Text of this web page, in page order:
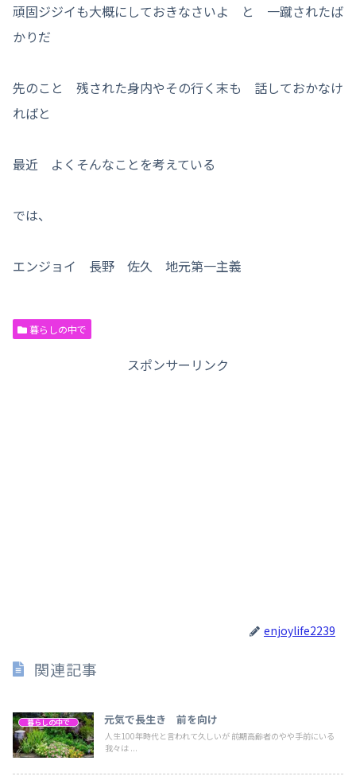
頑固ジジイも大概にしておきなさいよ と 一蹴されたば
かりだ
先のこと 残された身内やその行く末も 話しておかなけ
ればと
最近 よくそんなことを考えている
では、
エンジョイ 長野 佐久 地元第一主義
暮らしの中で
スポンサーリンク
enjoylife2239
関連記事
暮らしの中で 元気で長生き 前を向け
人生100年時代と言われて久しいが 前期高齢者のやや手前にいる
我々は ...